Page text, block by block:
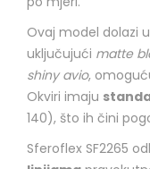
Ovaj model dolazi
uključujući matte
shiny avio,
Okviri imaju
140), što ih čini
Sferoflex SF2265